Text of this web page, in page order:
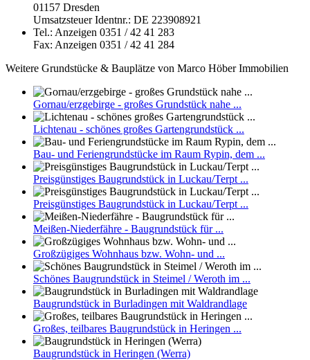
01157 Dresden
Umsatzsteuer Identnr.: DE 223908921
Tel.: Anzeigen 0351 / 42 41 283
Fax: Anzeigen 0351 / 42 41 284
Weitere Grundstücke & Bauplätze von Marco Höber Immobilien
Gornau/erzgebirge - großes Grundstück nahe ...
Lichtenau - schönes großes Gartengrundstück ...
Bau- und Feriengrundstücke im Raum Rypin, dem ...
Preisgünstiges Baugrundstück in Luckau/Terpt ...
Preisgünstiges Baugrundstück in Luckau/Terpt ...
Meißen-Niederfähre - Baugrundstück für ...
Großzügiges Wohnhaus bzw. Wohn- und ...
Schönes Baugrundstück in Steimel / Weroth im ...
Baugrundstück in Burladingen mit Waldrandlage
Großes, teilbares Baugrundstück in Heringen ...
Baugrundstück in Heringen (Werra)